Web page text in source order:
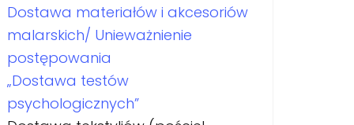
Dostawa materiałów i akcesoriów
malarskich/ Unieważnienie
postępowania
„Dostawa testów
psychologicznych”